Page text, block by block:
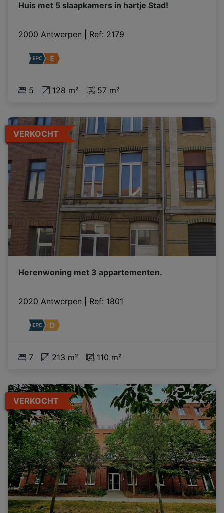
Huis met 5 slaapkamers in hartje Stad!
2000 Antwerpen Ref: 2179
5 128 m² 57 m²
VERKOCHT
Herenwoning met 3 appartementen.
2020 Antwerpen Ref: 1801
7 213 m² 110 m²
VERKOCHT